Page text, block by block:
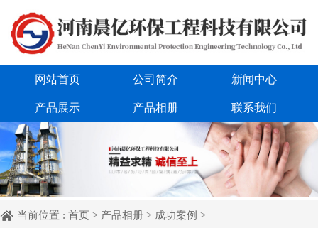
网站首页 公司简介 新闻中心
产品展示 产品相册 联系我们
当前位置 : 首页 > 产品相册 > 成功案例 >